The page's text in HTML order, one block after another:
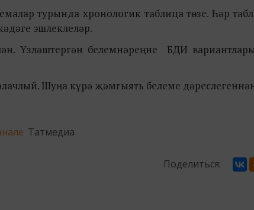
турында хронологик таблица төзе. Һәр
эшлеклеләр.
Үзләштергән белемнәреңне БДИ
Шуңа күрә җәмгыять белеме
Татмедиа
Поделиться: